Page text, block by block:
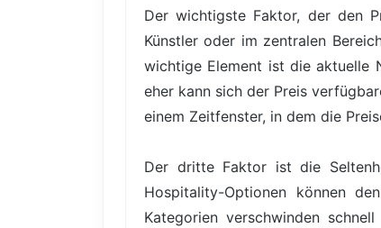
Der wichtigste Faktor, der den
Künstler oder im zentralen
wichtige Element ist die aktuelle
eher kann sich der Preis
einem Zeitfenster, in dem die
Der dritte Faktor ist die
Hospitality-Optionen können
Kategorien verschwinden